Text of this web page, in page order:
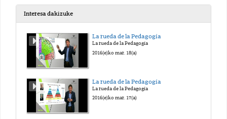
Interesa dakizuke
La rueda de la Pedagogía
La rueda de la Pedagogía
2016(e)ko mar. 18(a)
La rueda de la Pedagogía
La rueda de la Pedagogía
2016(e)ko mar. 17(a)